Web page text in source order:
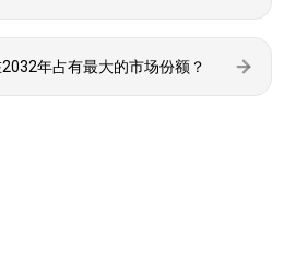
年占有最大的市场份额？